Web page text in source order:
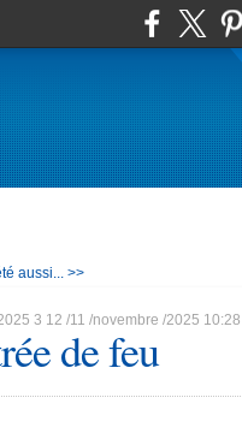
aussi... >>
3 12 /11 /novembre /2025 10:28
de feu